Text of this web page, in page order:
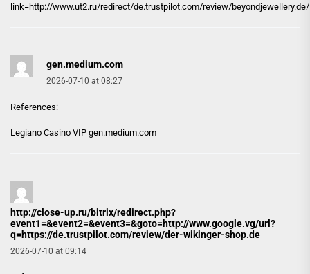
link=http://www.ut2.ru/redirect/de.trustpilot.com/review/beyondjewellery.de/
gen.medium.com
2026-07-10 at 08:27
References:
Legiano Casino VIP gen.medium.com
http://close-up.ru/bitrix/redirect.php?
event1=&event2=&event3=&goto=http://www.google.vg/url?
q=https://de.trustpilot.com/review/der-wikinger-shop.de
2026-07-10 at 09:14